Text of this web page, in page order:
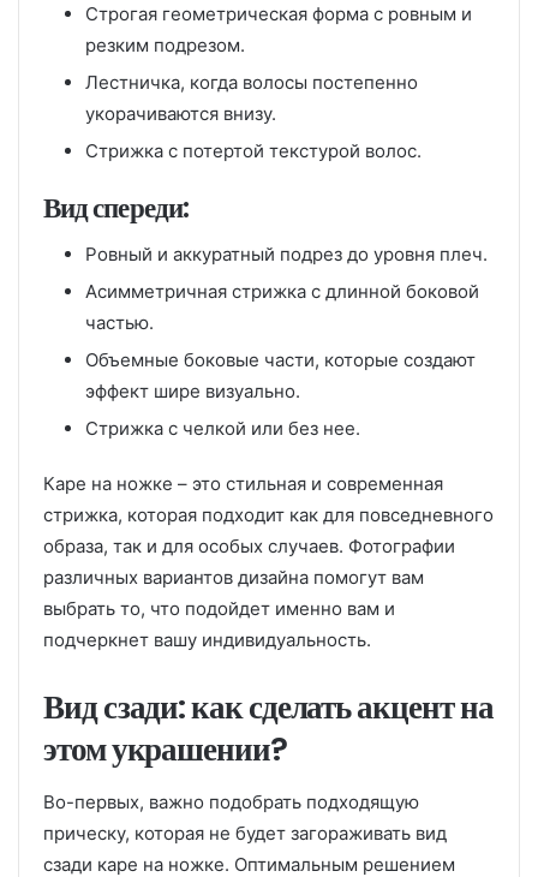
Строгая геометрическая форма с ровным и
резким подрезом.
Лестничка, когда волосы постепенно
укорачиваются внизу.
Стрижка с потертой текстурой волос.
Вид спереди:
Ровный и аккуратный подрез до уровня плеч.
Асимметричная стрижка с длинной боковой
частью.
Объемные боковые части, которые создают
эффект шире визуально.
Стрижка с челкой или без нее.
Каре на ножке – это стильная и современная
стрижка, которая подходит как для повседневного
образа, так и для особых случаев. Фотографии
различных вариантов дизайна помогут вам
выбрать то, что подойдет именно вам и
подчеркнет вашу индивидуальность.
Вид сзади: как сделать акцент на
этом украшении?
Во-первых, важно подобрать подходящую
прическу, которая не будет загораживать вид
сзади каре на ножке. Оптимальным решением